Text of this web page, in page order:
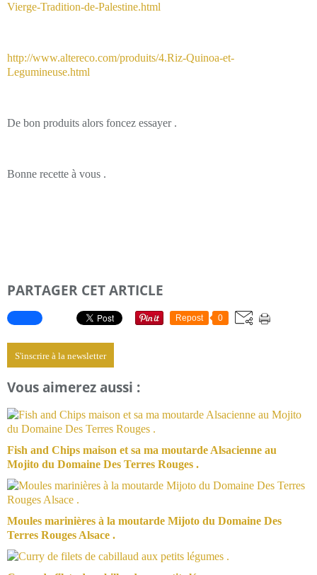
Vierge-Tradition-de-Palestine.html
http://www.altereco.com/produits/4.Riz-Quinoa-et-
Legumineuse.html
De bon produits alors foncez essayer .
Bonne recette à vous .
PARTAGER CET ARTICLE
Repost 0
S'inscrire à la newsletter
Vous aimerez aussi :
Fish and Chips maison et sa ma moutarde Alsacienne au
Mojito du Domaine Des Terres Rouges .
Moules marinières à la moutarde Mijoto du Domaine Des
Terres Rouges Alsace .